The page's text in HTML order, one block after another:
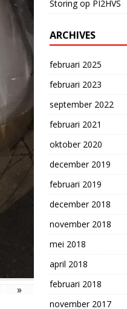
»
Storing op PI2HVS
ARCHIVES
februari 2025
februari 2023
september 2022
februari 2021
oktober 2020
december 2019
februari 2019
december 2018
november 2018
mei 2018
april 2018
februari 2018
november 2017